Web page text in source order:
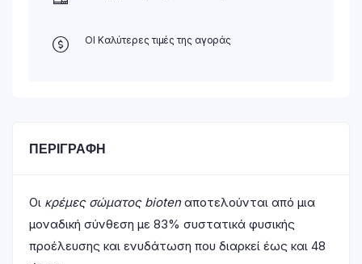
ΟΙ Καλύτερες τιμές της αγοράς
ΠΕΡΙΓΡΑΦΉ
Οι κρέμες σώματος biotenαποτελούνται από μια
μοναδική σύνθεση με 83% συστατικά φυσικής
προέλευσης και ενυδάτωση που διαρκεί έως και 48